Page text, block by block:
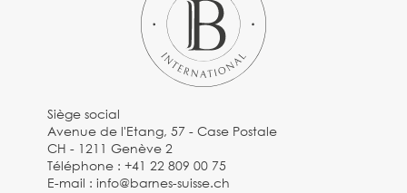
Siège social
Avenue de l'Etang, 57 - Case Postale
CH - 1211 Genève 2
Téléphone :+41 22 809 00 75
E-mail :info@barnes-suisse.ch